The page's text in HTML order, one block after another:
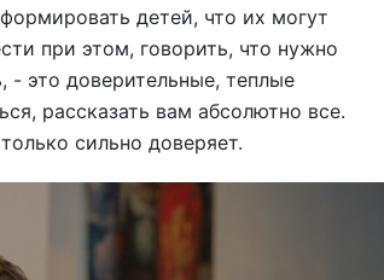
детей, что их могут
при этом, говорить, что нужно
- это доверительные, теплые
рассказать вам абсолютно все.
сильно доверяет.